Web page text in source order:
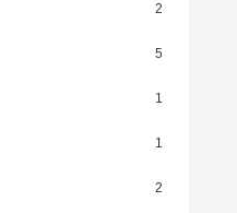
2
5
1
1
2